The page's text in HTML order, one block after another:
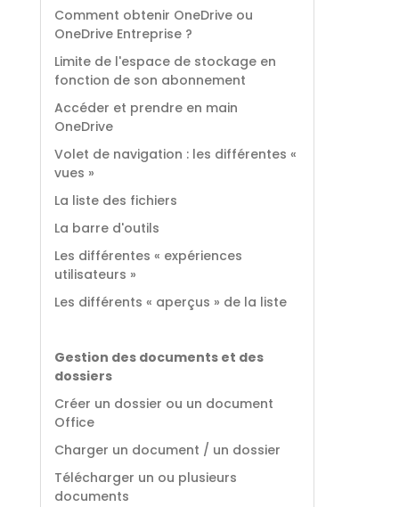
Comment obtenir OneDrive ou
OneDrive Entreprise ?
Limite de l'espace de stockage en
fonction de son abonnement
Accéder et prendre en main
OneDrive
Volet de navigation : les différentes «
vues »
La liste des fichiers
La barre d'outils
Les différentes « expériences
utilisateurs »
Les différents « aperçus » de la liste
Gestion des documents et des
dossiers
Créer un dossier ou un document
Office
Charger un document / un dossier
Télécharger un ou plusieurs
documents